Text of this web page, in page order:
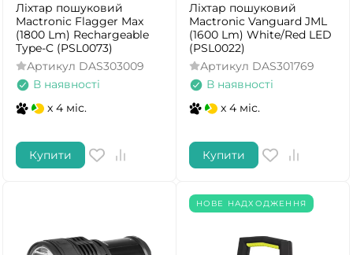
Ліхтар пошуковий
Mactronic Flagger Max
(1800 Lm) Rechargeable
Type-C (PSL0073)
Артикул DAS303009
В наявності
x 4 міс.
Купити
Ліхтар пошуковий
Mactronic Vanguard JML
(1600 Lm) White/Red LED
(PSL0022)
Артикул DAS301769
В наявності
x 4 міс.
Купити
НОВЕ НАДХОДЖЕННЯ